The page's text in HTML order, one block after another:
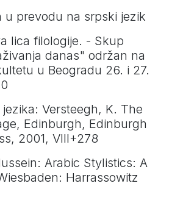
u prevodu na srpski jezik
lica filologije. - Skup
danas" održan na
u Beogradu 26. i 27.
Versteegh, K. The
Edinburgh, Edinburgh
2001, VIII+278
Arabic Stylistics: A
Harrassowitz